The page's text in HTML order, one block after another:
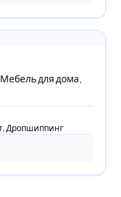
для дома,
Дропшиппинг